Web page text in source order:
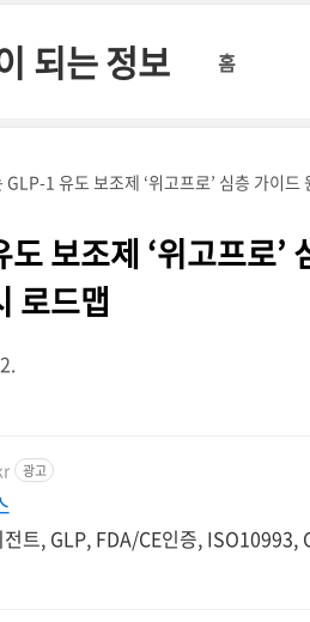
되는 정보 홈
GLP-1 유도 보조제 ‘위고프로’ 심층 가이
보조제 ‘위고프로’
로드맵
광고
트, GLP, FDA/CE인증, ISO10993,